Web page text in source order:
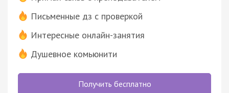
Письменные дз с проверкой
Интересные онлайн-занятия
Душевное комьюнити
Получить бесплатно